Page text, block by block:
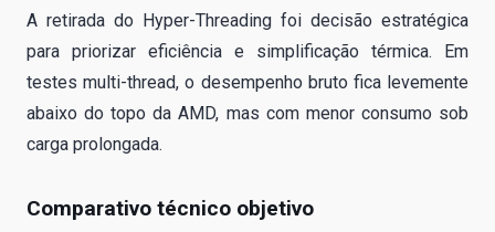
A retirada do Hyper-Threading foi decisão estratégica
para priorizar eficiência e simplificação térmica. Em
testes multi-thread, o desempenho bruto fica levemente
abaixo do topo da AMD, mas com menor consumo sob
carga prolongada.
Comparativo técnico objetivo